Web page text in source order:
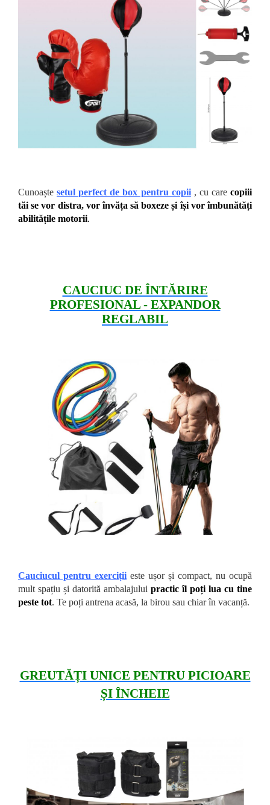
Cunoaștesetul perfect de box pentru copii , cu carecopiii
tăi se vor distra, vor învăța să boxeze și își vor îmbunătăți
abilitățile motorii.
CAUCIUC DE ÎNTĂRIRE
PROFESIONAL - EXPANDOR
REGLABIL
Cauciucul pentru exerciții este ușor și compact, nu ocupă
mult spațiu și datorită ambalajului practic îl poți lua cu tine
peste tot. Te poți antrena acasă, la birou sau chiar în vacanță.
GREUTĂȚI UNICE PENTRU PICIOARE
ȘI ÎNCHEIE